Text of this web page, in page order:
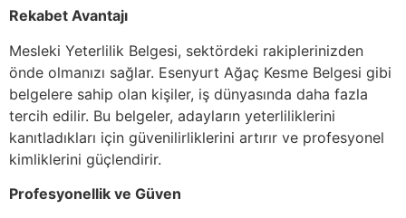
Rekabet Avantajı
Mesleki Yeterlilik Belgesi, sektördeki rakiplerinizden
önde olmanızı sağlar. Esenyurt Ağaç Kesme Belgesi gibi
belgelere sahip olan kişiler, iş dünyasında daha fazla
tercih edilir. Bu belgeler, adayların yeterliliklerini
kanıtladıkları için güvenilirliklerini artırır ve profesyonel
kimliklerini güçlendirir.
Profesyonellik ve Güven